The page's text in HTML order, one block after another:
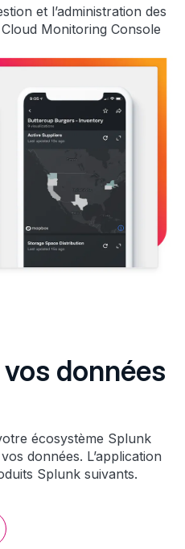
et l’administration des
Monitoring Console
données
écosystème Splunk
données. L’application
Splunk suivants.